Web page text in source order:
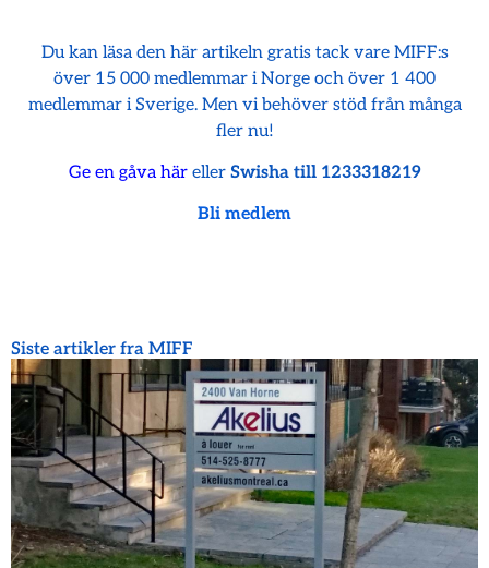
Du kan läsa den här artikeln gratis tack vare MIFF:s
över 15 000 medlemmar i Norge och över 1 400
medlemmar i Sverige. Men vi behöver stöd från många
fler nu!
Ge en gåva häreller Swisha till 1233318219
Bli medlem
Siste artikler fra MIFF